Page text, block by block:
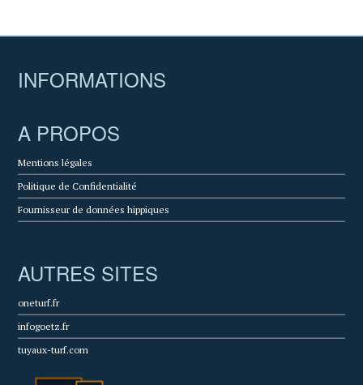
INFORMATIONS
A PROPOS
Mentions légales
Politique de Confidentialité
Fournisseur de données hippiques
AUTRES SITES
oneturf.fr
infogoetz.fr
tuyaux-turf.com